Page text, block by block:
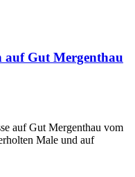
auf Gut Mergenthau
auf Gut Mergenthau vom
Male und auf